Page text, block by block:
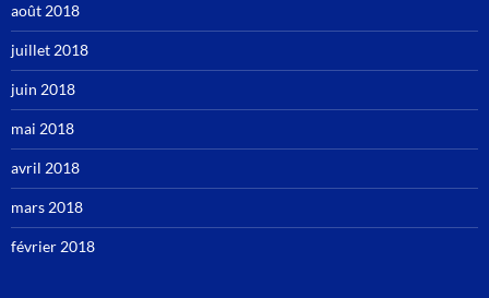
août 2018
juillet 2018
juin 2018
mai 2018
avril 2018
mars 2018
février 2018